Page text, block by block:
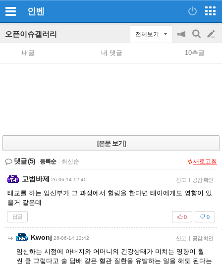
인벤
오픈이슈갤러리 전체보기
공
지
on/off
검
색
글
쓰
내글 내 댓글 10추글
[본문 보기]
댓글(5) 등록순 최신순 새로고침
교범바제 26-06-14 12:40 신고 | 공감 확인
태교를 하는 임신부가 그 과정에서 힐링을 한다면 태아에게도 영향이 있
을거 같은데
답글 0
0
Kwonj 26-06-14 12:42 신고 | 공감 확인
임신하는 시점에 아버지와 어머니의 건강상태가 미치는 영향이 훨
씬 큼 그렇다고 술 담배 같은 혈관 질환을 유발하는 일을 해도 된다는